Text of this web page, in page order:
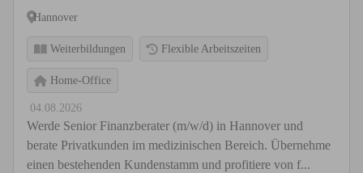
Hannover
Weiterbildungen Flexible Arbeitszeiten
Home-Office
04.08.2026
Werde Senior Finanzberater (m/w/d) in Hannover und
berate Privatkunden im medizinischen Bereich. Übernehme
einen bestehenden Kundenstamm und profitiere von f...